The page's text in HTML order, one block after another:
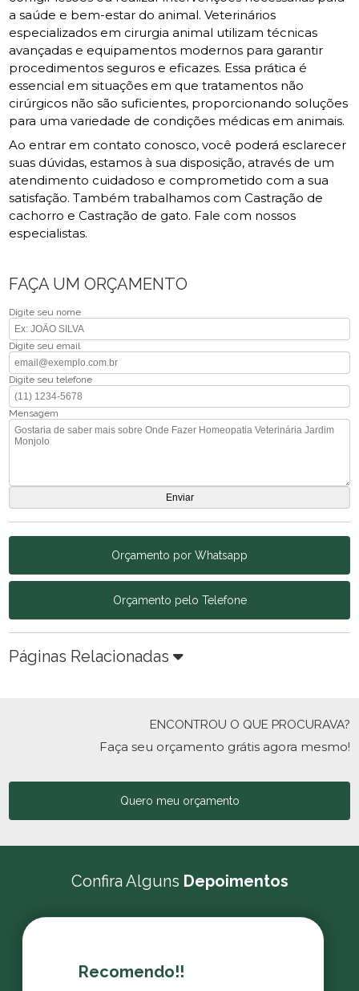
a saúde e bem-estar do animal. Veterinários
especializados em cirurgia animal utilizam técnicas
avançadas e equipamentos modernos para garantir
procedimentos seguros e eficazes. Essa prática é
essencial em situações em que tratamentos não
cirúrgicos não são suficientes, proporcionando soluções
para uma variedade de condições médicas em animais.
Ao entrar em contato conosco, você poderá esclarecer
suas dúvidas, estamos à sua disposição, através de um
atendimento cuidadoso e comprometido com a sua
satisfação. Também trabalhamos com Castração de
cachorro e Castração de gato. Fale com nossos
especialistas.
FAÇA UM ORÇAMENTO
Digite seu nome
Digite seu email
Digite seu telefone
Mensagem
Orçamento por Whatsapp
Orçamento pelo Telefone
Páginas Relacionadas
ENCONTROU O QUE PROCURAVA?
Faça seu orçamento grátis agora mesmo!
Quero meu orçamento
Confira Alguns Depoimentos
Recomendo!!